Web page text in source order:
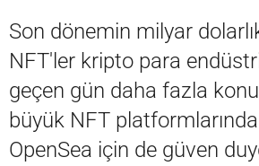
Son dönemin milyar
NFT'ler kripto para
geçen gün daha fazla
büyük NFT
OpenSea için de güven